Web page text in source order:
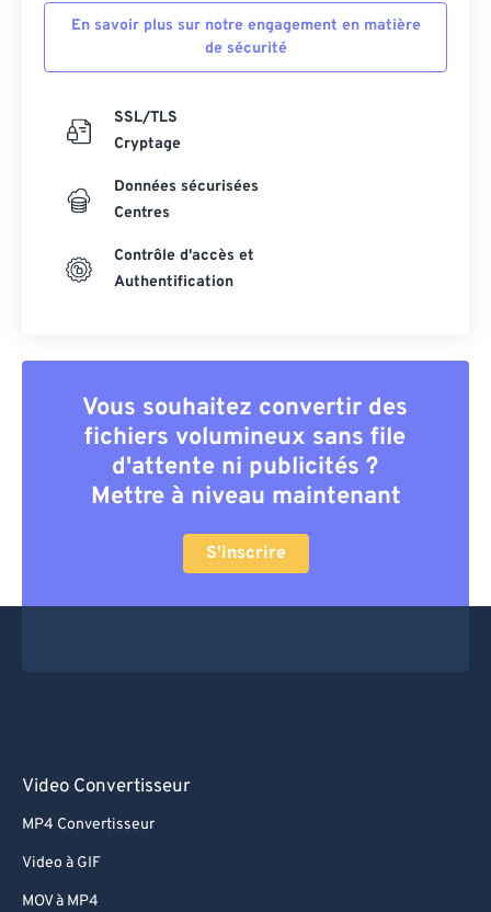
En savoir plus sur notre engagement en matière
de sécurité
SSL/TLS
Cryptage
Données sécurisées
Centres
Contrôle d'accès et
Authentification
Vous souhaitez convertir des
fichiers volumineux sans file
d'attente ni publicités ?
Mettre à niveau maintenant
S'inscrire
Video Convertisseur
MP4 Convertisseur
Video à GIF
MOV à MP4